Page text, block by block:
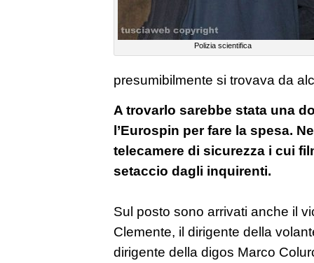
Polizia scientifica
presumibilmente si trovava da
A trovarlo sarebbe stata una
l’Eurospin per fare la spesa.
telecamere di sicurezza i cui
setaccio dagli inquirenti.
Sul posto sono arrivati anche il
Clemente, il dirigente della
dirigente della digos Marco